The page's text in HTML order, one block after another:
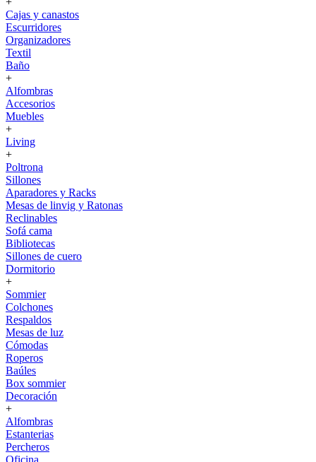
Cajas y canastos
Escurridores
Organizadores
Textil
Baño
+
Alfombras
Accesorios
Muebles
+
Living
+
Poltrona
Sillones
Aparadores y Racks
Mesas de linvig y Ratonas
Reclinables
Sofá cama
Bibliotecas
Sillones de cuero
Dormitorio
+
Sommier
Colchones
Respaldos
Mesas de luz
Cómodas
Roperos
Baúles
Box sommier
Decoración
+
Alfombras
Estanterias
Percheros
Oficina